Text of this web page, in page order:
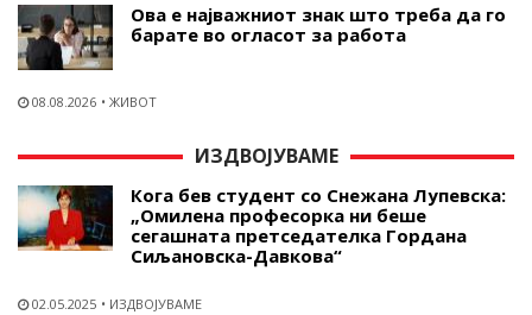
Ова е најважниот знак што треба да го
барате во огласот за работа
08.08.2026 ЖИВОТ
ИЗДВОЈУВАМЕ
Кога бев студент со Снежана Лупевска:
„Омилена професорка ни беше
сегашната претседателка Гордана
Сиљановска-Давкова“
02.05.2025 ИЗДВОЈУВАМЕ